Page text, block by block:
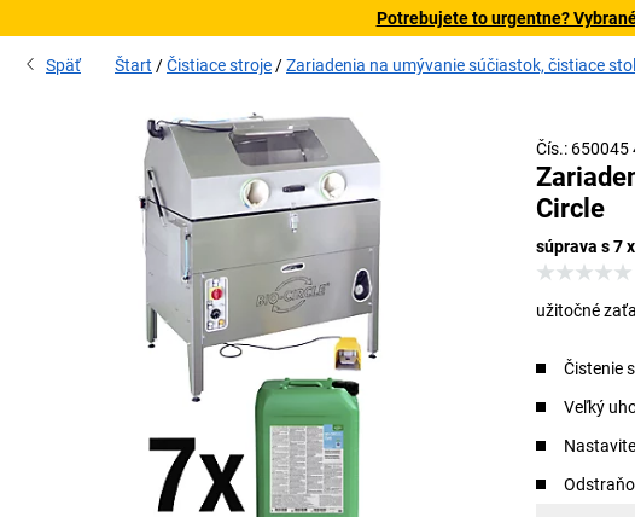
Potrebujete to urgentne?
Späť Štart Čistiace stroje Zariadenia na umývanie súčiastok, čistiace
Čís.: 650045
Circle
súprava s 7
užitočné
Čistenie
Veľký